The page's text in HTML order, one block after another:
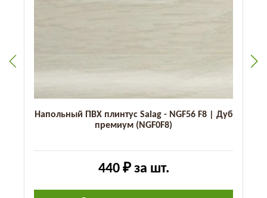
Напольный ПВХ плинтус Salag - NGF56 F8 | Дуб
премиум (NGF0F8)
440 ₽за шт.